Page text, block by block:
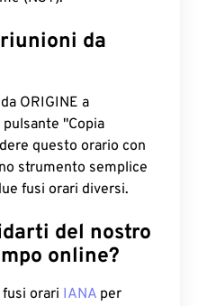
da
ORIGINE a
"Copia
questo orario con
strumento semplice
fusi orari diversi.
del nostro
online?
orari IANA per